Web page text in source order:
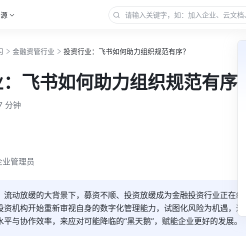
金融资管行业 投资行业：飞书如何助力组织规范有序？
飞书如何助力组织规范有序
分钟
管理员
动放缓的大背景下，募资不顺、投资放缓成为金融投资行业正在经
资机构开始重新审视自身的数字化管理能力，试图化风险为机遇，通
与协作效率，来应对可能降临的“黑天鹅”，赋能企业更好的发展。